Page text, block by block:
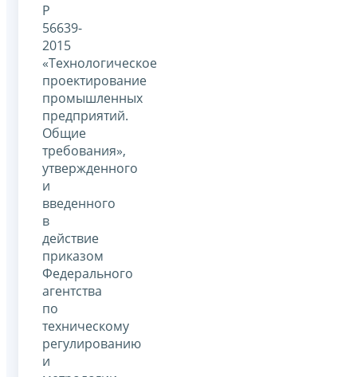
Р
56639-
2015
«Технологическое
проектирование
промышленных
предприятий.
Общие
требования»,
утвержденного
и
введенного
в
действие
приказом
Федерального
агентства
по
техническому
регулированию
и